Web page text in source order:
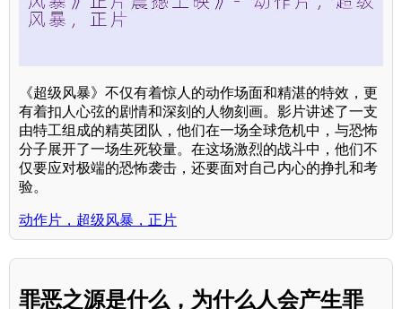
《超级风暴》不仅有着惊人的动作场面和精湛的特效，更
有着扣人心弦的剧情和深刻的人物刻画。影片讲述了一支
由特工组成的精英团队，他们在一场全球危机中，与恐怖
分子展开了一场生死较量。在这场激烈的战斗中，他们不
仅要应对极端的恐怖袭击，还要面对自己内心的挣扎和考
验。
动作片，超级风暴，正片
罪恶之源是什么，为什么人会产生罪